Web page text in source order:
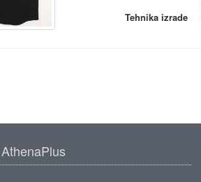
Tehnika izrade